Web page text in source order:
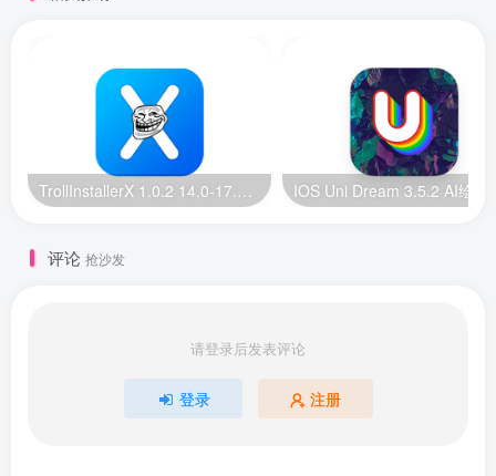
TrollInstallerX 1.0.2 14.0-17.0.1 巨魔安装器【苹果最新版】
评论 抢沙发
请登录后发表评论
登录 注册